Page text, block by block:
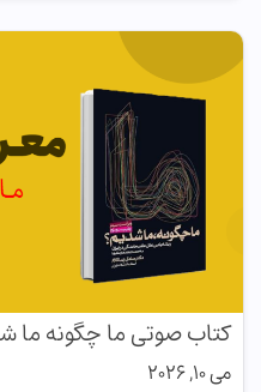
کتاب صوتی ما چگونه ما
می 10, 2026